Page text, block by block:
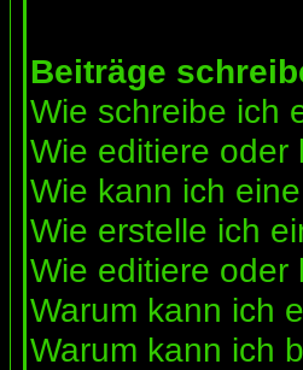
Beiträge
Wie schreibe ich
Wie editiere oder
Wie kann ich
Wie erstelle ich
Wie editiere oder
Warum kann ich
Warum kann ich